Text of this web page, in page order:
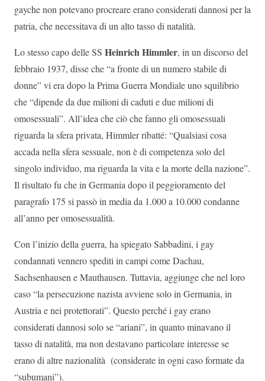
gayche non potevano procreare erano considerati dannosi per la
patria, che necessitava di un alto tasso di natalità.
Lo stesso capo delle SS Heinrich Himmler, in un discorso del
febbraio 1937, disse che “a fronte di un numero stabile di
donne” vi era dopo la Prima Guerra Mondiale uno squilibrio
che “dipende da due milioni di caduti e due milioni di
omosessuali”. All’idea che ciò che fanno gli omosessuali
riguarda la sfera privata, Himmler ribatté: “Qualsiasi cosa
accada nella sfera sessuale, non è di competenza solo del
singolo individuo, ma riguarda la vita e la morte della nazione”.
Il risultato fu che in Germania dopo il peggioramento del
paragrafo 175 si passò in media da 1.000 a 10.000 condanne
all’anno per omosessualità.
Con l’inizio della guerra, ha spiegato Sabbadini, i gay
condannati vennero spediti in campi come Dachau,
Sachsenhausen e Mauthausen. Tuttavia, aggiunge che nel loro
caso “la persecuzione nazista avviene solo in Germania, in
Austria e nei protettorati”. Questo perché i gay erano
considerati dannosi solo se “ariani”, in quanto minavano il
tasso di natalità, ma non destavano particolare interesse se
erano di altre nazionalità (considerate in ogni caso formate da
“subumani”).